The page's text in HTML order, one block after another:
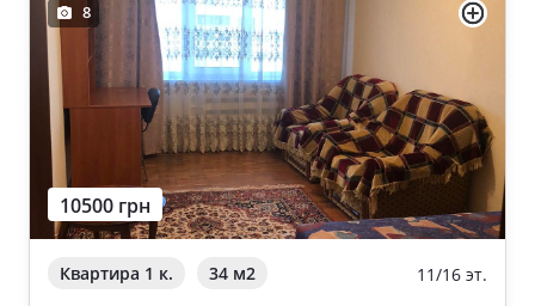
8
10500 грн
Квартира 1 к. 34 м2 11/16 эт.